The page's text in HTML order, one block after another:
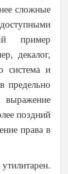
сложные
пример
декалог,
система и
предельно
поздний
права в